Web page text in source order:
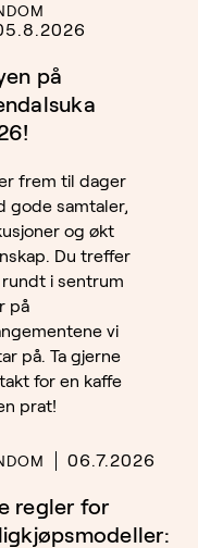
på
frem til dager
gode samtaler,
og økt
Du treffer
rundt i sentrum
på
vi
på. Ta gjerne
for en kaffe
prat!
06.7.2026
regler for